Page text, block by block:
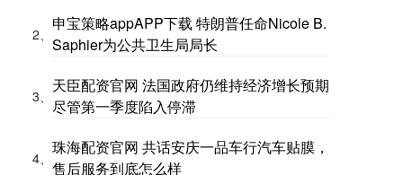
2、
申宝策略appAPP下载 特朗普任命Nicole B.
Saphier为公共卫生局局长
3、
天臣配资官网 法国政府仍维持经济增长预期
尽管第一季度陷入停滞
4、
珠海配资官网 共话安庆一品车行汽车贴膜，
售后服务到底怎么样